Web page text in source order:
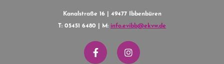
Kanalstraße 16 | 49477 Ibbenbüren
T: 05451 6480 | M: info.evibb@ekvw.de